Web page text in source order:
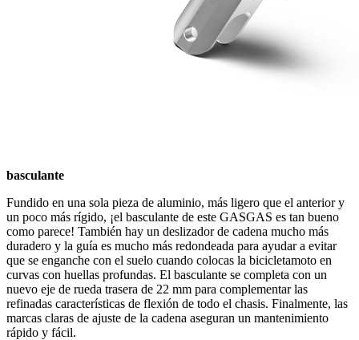
basculante
Fundido en una sola pieza de aluminio, más ligero que el anterior y
un poco más rígido, ¡el basculante de este GASGAS es tan bueno
como parece! También hay un deslizador de cadena mucho más
duradero y la guía es mucho más redondeada para ayudar a evitar
que se enganche con el suelo cuando colocas la bicicletamoto en
curvas con huellas profundas. El basculante se completa con un
nuevo eje de rueda trasera de 22 mm para complementar las
refinadas características de flexión de todo el chasis. Finalmente, las
marcas claras de ajuste de la cadena aseguran un mantenimiento
rápido y fácil.